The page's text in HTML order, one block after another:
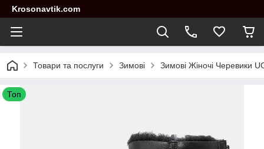
Krosonavtik.com
Товари та послуги Зимові Зимові Жіночі Черевики
Топ